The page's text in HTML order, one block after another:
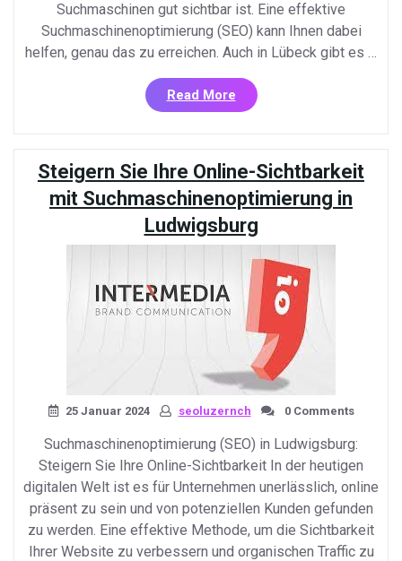
Suchmaschinen gut sichtbar ist. Eine effektive
Suchmaschinenoptimierung (SEO) kann Ihnen dabei
helfen, genau das zu erreichen. Auch in Lübeck gibt es …
Read More«Steigern
Sie
die
Sichtbarkeit
Ihres
Unternehmens
in
Lübeck
Steigern Sie Ihre Online-Sichtbarkeit
mit Suchmaschinenoptimierung in
Ludwigsburg
25 Januar 2024 seoluzernch 0 Comments
Suchmaschinenoptimierung (SEO) in Ludwigsburg:
Steigern Sie Ihre Online-Sichtbarkeit In der heutigen
digitalen Welt ist es für Unternehmen unerlässlich, online
präsent zu sein und von potenziellen Kunden gefunden
zu werden. Eine effektive Methode, um die Sichtbarkeit
Ihrer Website zu verbessern und organischen Traffic zu